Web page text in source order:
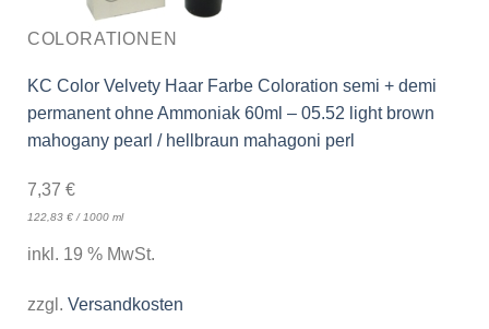
COLORATIONEN
KC Color Velvety Haar Farbe Coloration semi + demi
permanent ohne Ammoniak 60ml – 05.52 light brown
mahogany pearl / hellbraun mahagoni perl
7,37 €
122,83 €/1000 ml
inkl. 19 % MwSt.
zzgl. Versandkosten